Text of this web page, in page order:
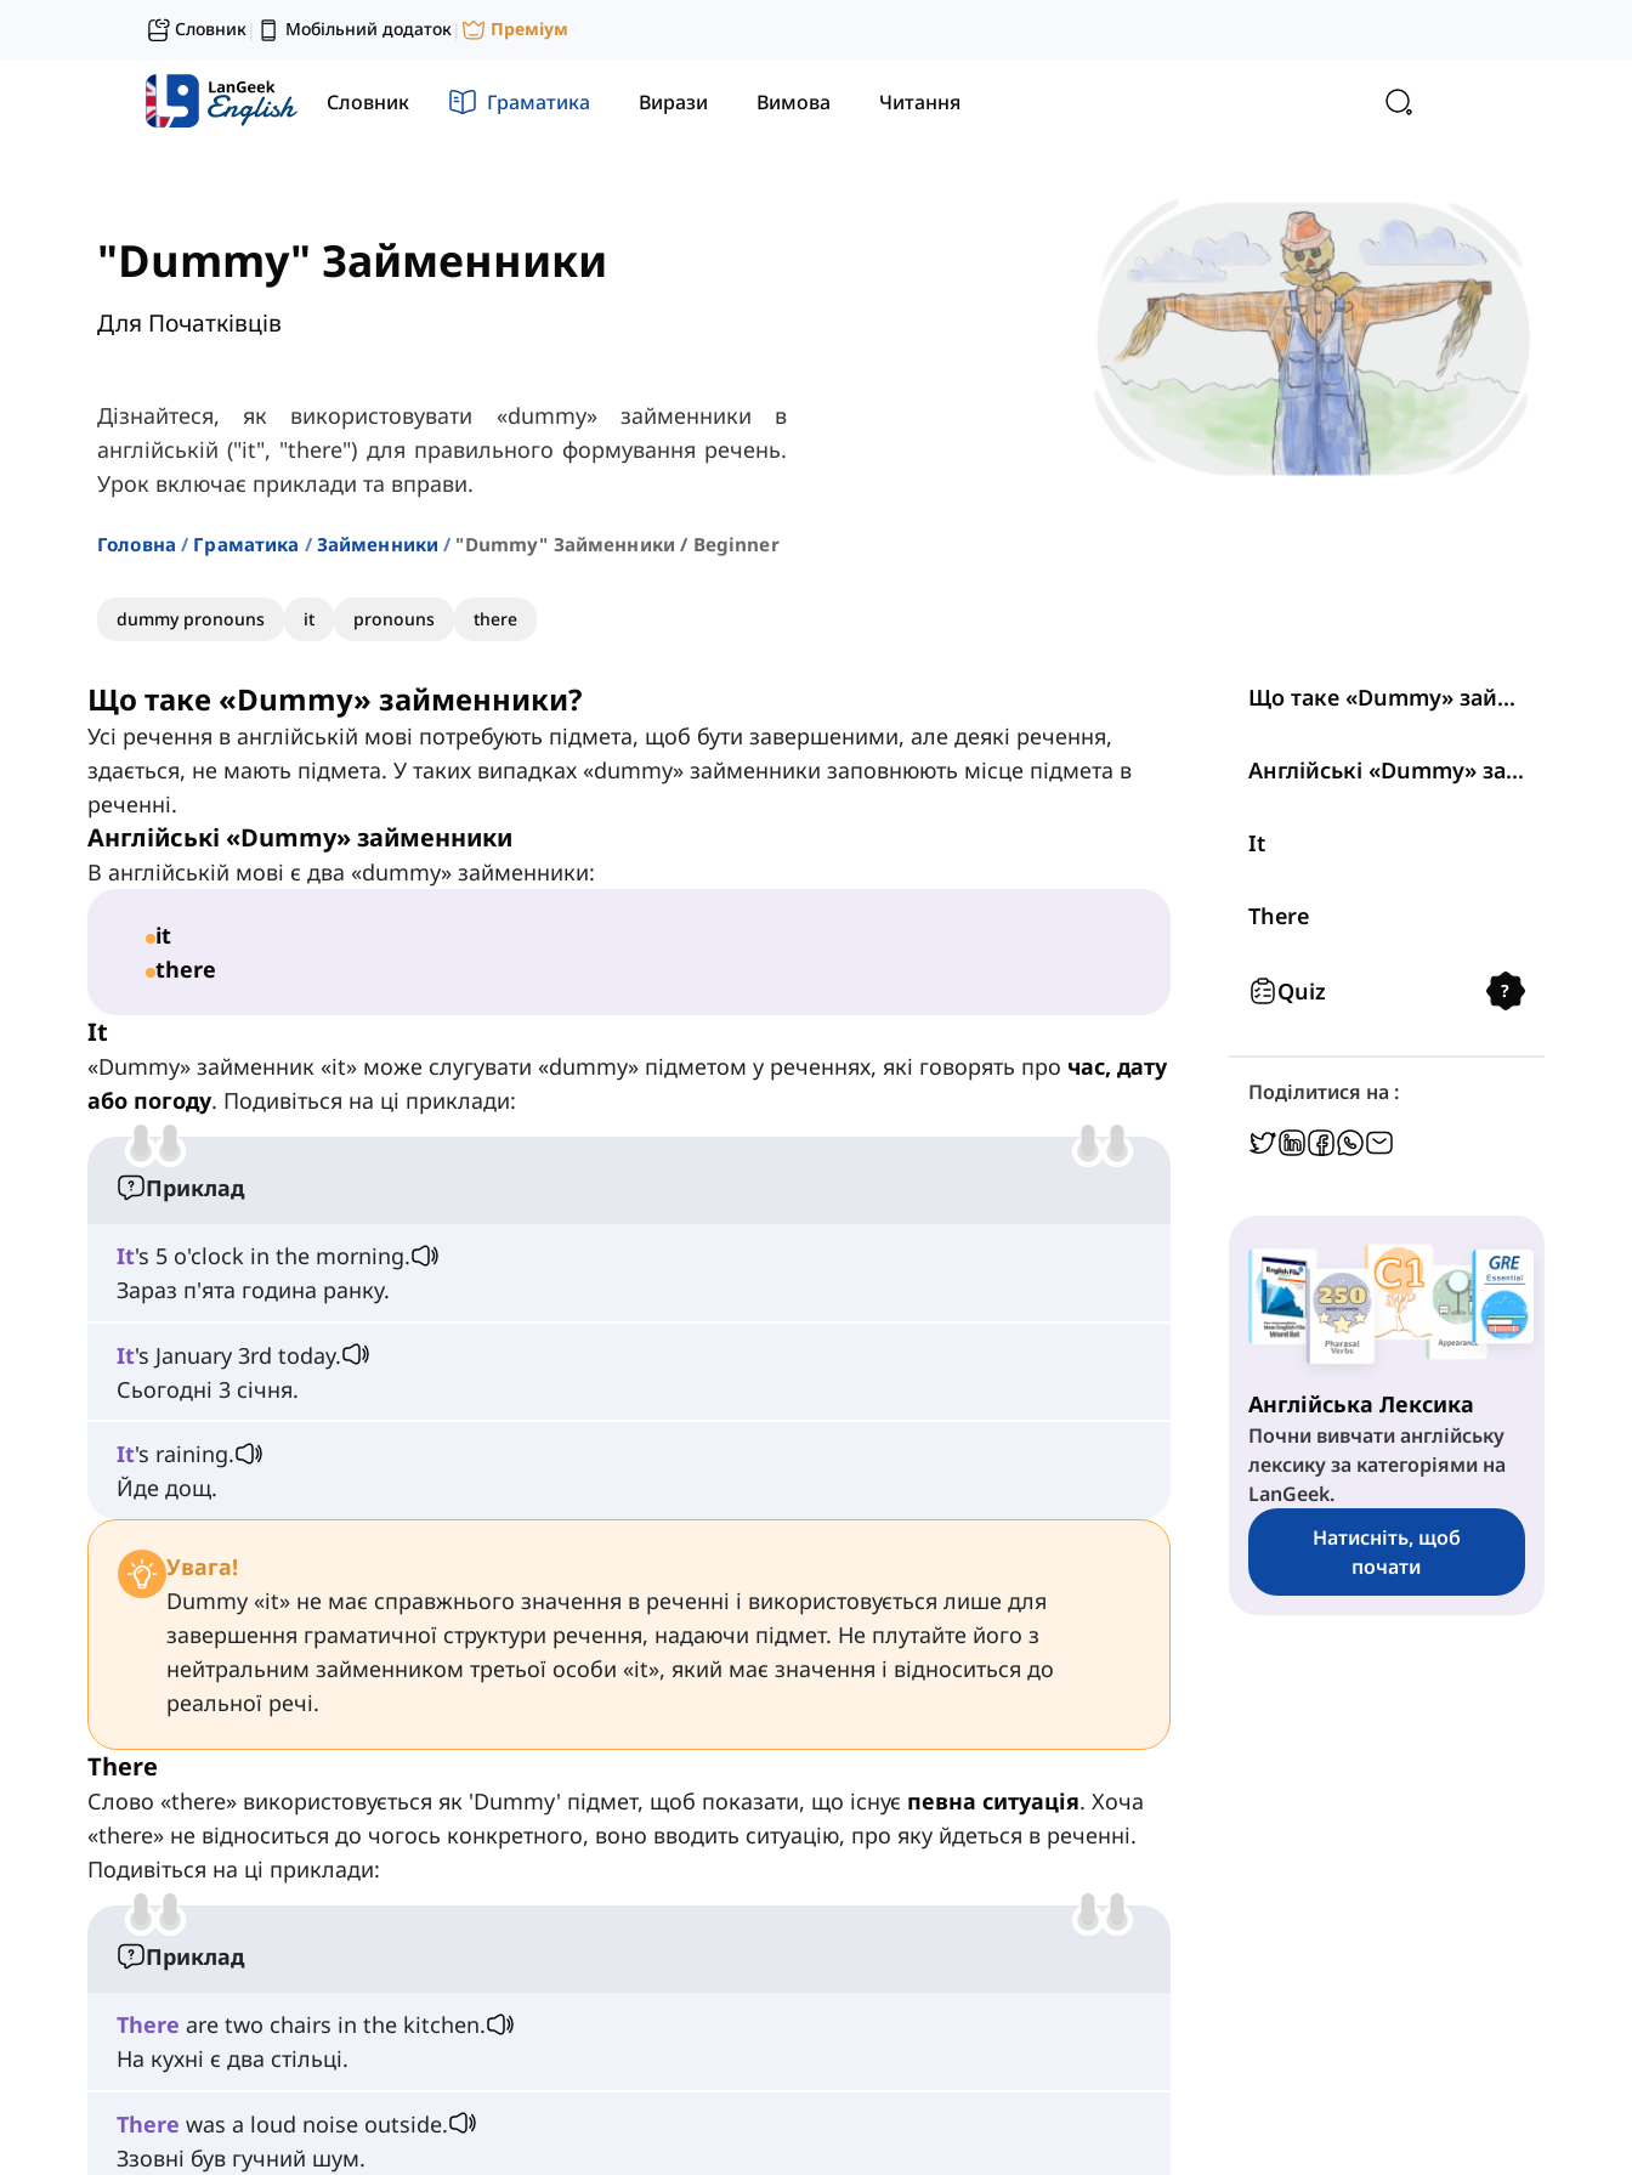
Словник| Мобільний додаток| Преміум
Словник Граматика Вирази Вимова Читання
"Dummy" Займенники
Для Початківців
Дізнайтеся, як використовувати «dummy» займенники в
англійській ("it", "there") для правильного формування речень.
Урок включає приклади та вправи.
Головна Граматика Займенники "dummy" Займенники / Beginner
dummy pronouns it pronouns there
Що таке «Dummy» займенники?
Усі речення в англійській мові потребують підмета, щоб бути завершеними, але деякі речення,
здається, не мають підмета. У таких випадках «dummy» займенники заповнюють місце підмета в
реченні.
Англійські «Dummy» займенники
В англійській мові є два «dummy» займенники:
it
there
It
«Dummy» займенник «it» може слугувати «dummy» підметом у реченнях, які говорять про час, дату
або погоду. Подивіться на ці приклади:
Приклад
It's 5 o'clock in the morning.
Зараз п'ята година ранку.
It's January 3rd today.
Сьогодні 3 січня.
It's raining.
Йде дощ.
Увага!
Dummy «it» не має справжнього значення в реченні і використовується лише для
завершення граматичної структури речення, надаючи підмет. Не плутайте його з
нейтральним займенником третьої особи «it», який має значення і відноситься до
реальної речі.
There
Слово «there» використовується як 'Dummy' підмет, щоб показати, що існує певна ситуація. Хоча
«there» не відноситься до чогось конкретного, воно вводить ситуацію, про яку йдеться в реченні.
Подивіться на ці приклади:
Приклад
There are two chairs in the kitchen.
На кухні є два стільці.
There was a loud noise outside.
Ззовні був гучний шум.
Що таке «Dummy» займенники?
Англійські «Dummy» займенники
It
There
Quiz ?
Поділитися на :
Англійська Лексика
Почни вивчати англійську
лексику за категоріями на
LanGeek.
Натисніть, щоб
почати